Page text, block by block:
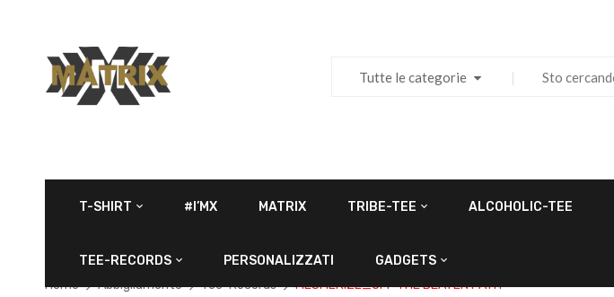
Tutte le categorie
T-SHIRT #I’MX MATRIX TRIBE-TEE ALCOHOLIC-TEE
TEE-RECORDS PERSONALIZZATI GADGETS
Home Abbigliamento Tee-Records MESMERIZE_OFF THE BEATEN PATH